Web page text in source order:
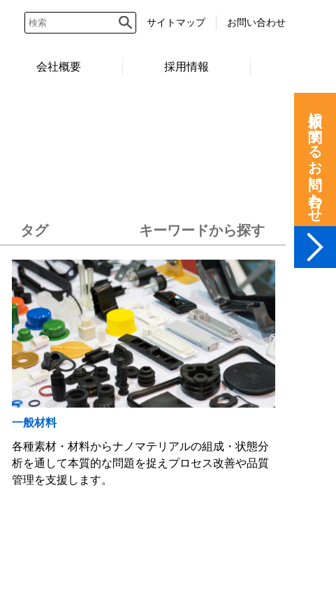
サイトマップ お問い合わせ
会社概要 採用情報
タグ キーワードから探す
一般材料
各種素材・材料からナノマテリアルの組成・状態分
析を通して本質的な問題を捉えプロセス改善や品質
管理を支援します。
依頼に関するお問い合わせ